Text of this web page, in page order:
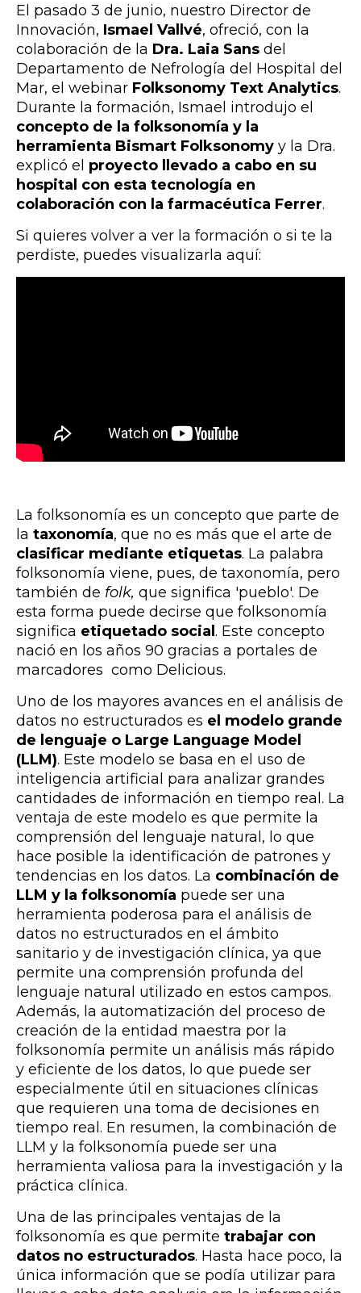
El pasado 3 de junio, nuestro Director de
Innovación, Ismael Vallvé, ofreció, con la
colaboración de la Dra. Laia Sans del
Departamento de Nefrología del Hospital del
Mar, el webinar Folksonomy Text Analytics.
Durante la formación, Ismael introdujo el
concepto de la folksonomía y la
herramienta Bismart Folksonomy y la Dra.
explicó el proyecto llevado a cabo en su
hospital con esta tecnología en
colaboración con la farmacéutica Ferrer.
Si quieres volver a ver la formación o si te la
perdiste, puedes visualizarla aquí:
La folksonomía es un concepto que parte de
la taxonomía, que no es más que el arte de
clasificar mediante etiquetas. La palabra
folksonomía viene, pues, de taxonomía, pero
también de folk, que significa 'pueblo'. De
esta forma puede decirse que folksonomía
significa etiquetado social . Este concepto
nació en los años 90 gracias a portales de
marcadores como Delicious.
Uno de los mayores avances en el análisis de
datos no estructurados es el modelo grande
de lenguaje o Large Language Model
(LLM). Este modelo se basa en el uso de
inteligencia artificial para analizar grandes
cantidades de información en tiempo real. La
ventaja de este modelo es que permite la
comprensión del lenguaje natural, lo que
hace posible la identificación de patrones y
tendencias en los datos. La combinación de
LLM y la folksonomía puede ser una
herramienta poderosa para el análisis de
datos no estructurados en el ámbito
sanitario y de investigación clínica, ya que
permite una comprensión profunda del
lenguaje natural utilizado en estos campos.
Además, la automatización del proceso de
creación de la entidad maestra por la
folksonomía permite un análisis más rápido
y eficiente de los datos, lo que puede ser
especialmente útil en situaciones clínicas
que requieren una toma de decisiones en
tiempo real. En resumen, la combinación de
LLM y la folksonomía puede ser una
herramienta valiosa para la investigación y la
práctica clínica.
Una de las principales ventajas de la
folksonomía es que permite trabajar con
datos no estructurados. Hasta hace poco, la
única información que se podía utilizar para